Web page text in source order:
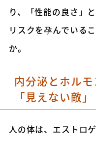
り、「性能の良さ」
リスクを孕んでいる
か。
内分泌とホル
「見えない敵」
人の体は、エストロ